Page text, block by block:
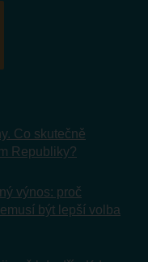
Co skutečně
Republiky?
výnos: proč
být lepší volba